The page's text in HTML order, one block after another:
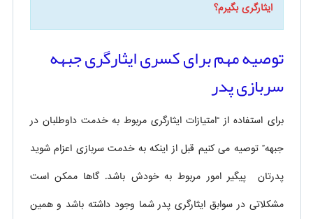
ایثارگری بگیرم؟
توصیه مهم برای کسری ایثارگری جبهه
سربازی پدر
برای استفاده از “امتیازات ایثارگری مربوط به خدمت داوطلبان در
جبهه” توصیه می کنیم قبل از اینکه به خدمت سربازی اعزام شوید
پدرتان پیگیر امور مربوط به خودش باشد. گاها ممکن است
مشکلاتی در سوابق ایثارگری پدر شما وجود داشته باشد و همین